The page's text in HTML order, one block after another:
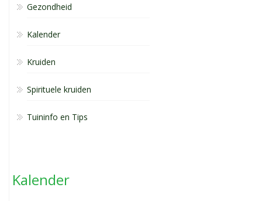
Gezondheid
Kalender
Kruiden
Spirituele kruiden
Tuininfo en Tips
Kalender